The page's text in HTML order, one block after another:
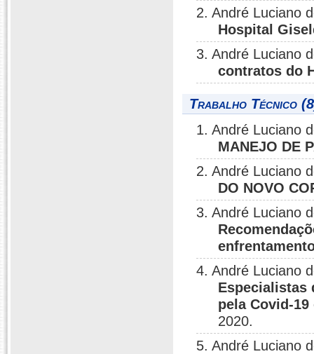
2. André Luciano
Hospital
3. André Luciano
contratos do
Trabalho Técnico
1. André Luciano
MANEJO DE
2. André Luciano
DO NOVO
3. André Luciano
4. André Luciano
Especialistas
pela Covid-
2020.
5. André Luciano